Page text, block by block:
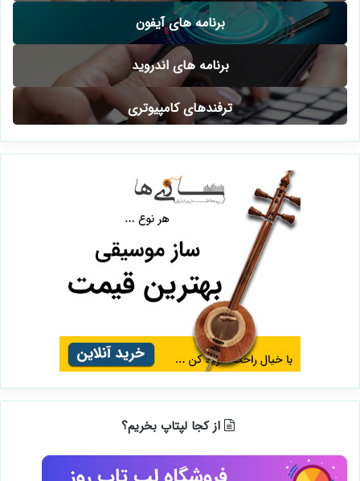
برنامه های آیفون
برنامه های اندروید
ترفندهای کامپیوتری
از کجا لپتاپ بخریم؟